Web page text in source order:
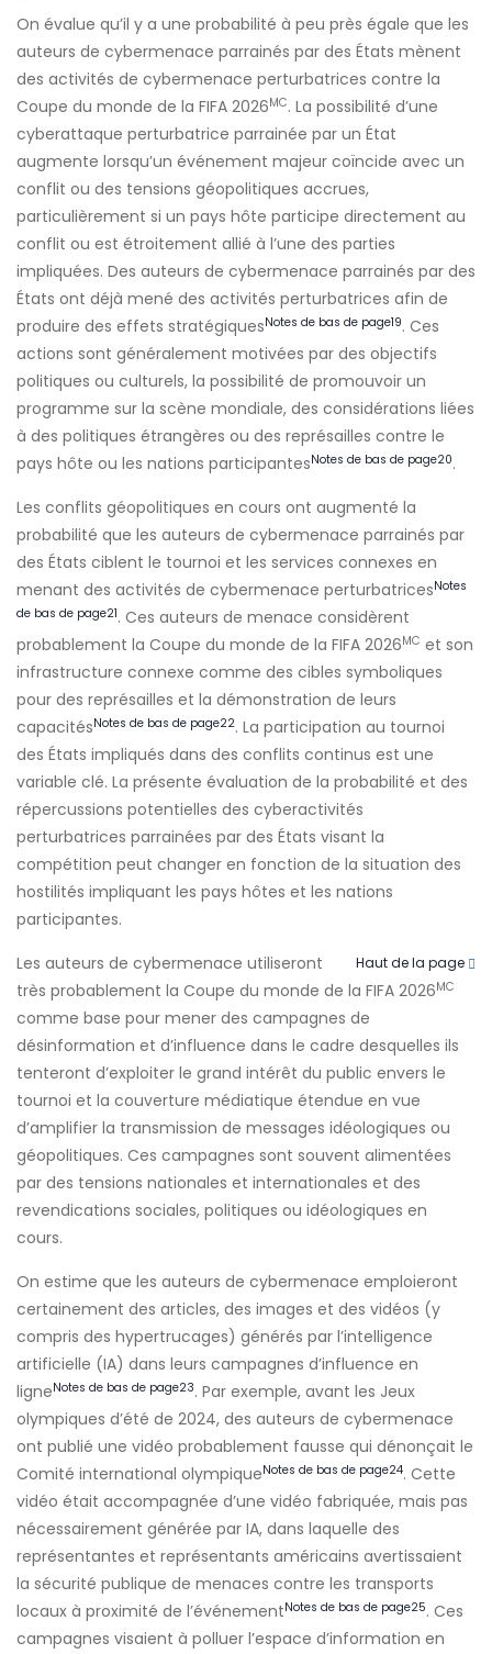
On évalue qu’il y a une probabilité à peu près égale que les
auteurs de cybermenace parrainés par des États mènent
des activités de cybermenace perturbatrices contre la
Coupe du monde de la FIFA 2026MC. La possibilité d’une
cyberattaque perturbatrice parrainée par un État
augmente lorsqu’un événement majeur coïncide avec un
conflit ou des tensions géopolitiques accrues,
particulièrement si un pays hôte participe directement au
conflit ou est étroitement allié à l’une des parties
impliquées. Des auteurs de cybermenace parrainés par des
États ont déjà mené des activités perturbatrices afin de
produire des effets stratégiquesNotes de bas de page19. Ces
actions sont généralement motivées par des objectifs
politiques ou culturels, la possibilité de promouvoir un
programme sur la scène mondiale, des considérations liées
à des politiques étrangères ou des représailles contre le
pays hôte ou les nations participantesNotes de bas de page20.
Les conflits géopolitiques en cours ont augmenté la
probabilité que les auteurs de cybermenace parrainés par
des États ciblent le tournoi et les services connexes en
menant des activités de cybermenace perturbatricesNotes
de bas de page21. Ces auteurs de menace considèrent
probablement la Coupe du monde de la FIFA 2026MC et son
infrastructure connexe comme des cibles symboliques
pour des représailles et la démonstration de leurs
capacitésNotes de bas de page22. La participation au tournoi
des États impliqués dans des conflits continus est une
variable clé. La présente évaluation de la probabilité et des
répercussions potentielles des cyberactivités
perturbatrices parrainées par des États visant la
compétition peut changer en fonction de la situation des
hostilités impliquant les pays hôtes et les nations
participantes.
Haut de la page
Les auteurs de cybermenace utiliseront
très probablement la Coupe du monde de la FIFA 2026MC
comme base pour mener des campagnes de
désinformation et d’influence dans le cadre desquelles ils
tenteront d’exploiter le grand intérêt du public envers le
tournoi et la couverture médiatique étendue en vue
d’amplifier la transmission de messages idéologiques ou
géopolitiques. Ces campagnes sont souvent alimentées
par des tensions nationales et internationales et des
revendications sociales, politiques ou idéologiques en
cours.
On estime que les auteurs de cybermenace emploieront
certainement des articles, des images et des vidéos (y
compris des hypertrucages) générés par l’intelligence
artificielle (IA) dans leurs campagnes d’influence en
ligneNotes de bas de page23. Par exemple, avant les Jeux
olympiques d’été de 2024, des auteurs de cybermenace
ont publié une vidéo probablement fausse qui dénonçait le
Comité international olympiqueNotes de bas de page24. Cette
vidéo était accompagnée d’une vidéo fabriquée, mais pas
nécessairement générée par IA, dans laquelle des
représentantes et représentants américains avertissaient
la sécurité publique de menaces contre les transports
locaux à proximité de l’événementNotes de bas de page25. Ces
campagnes visaient à polluer l’espace d’information en